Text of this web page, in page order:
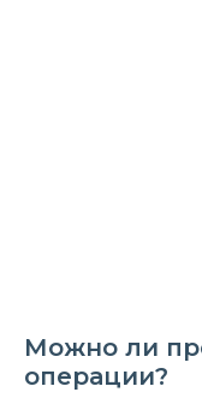
Можно ли
операции?